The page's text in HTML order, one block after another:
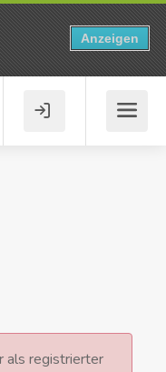
als registrierter
Anzeigen